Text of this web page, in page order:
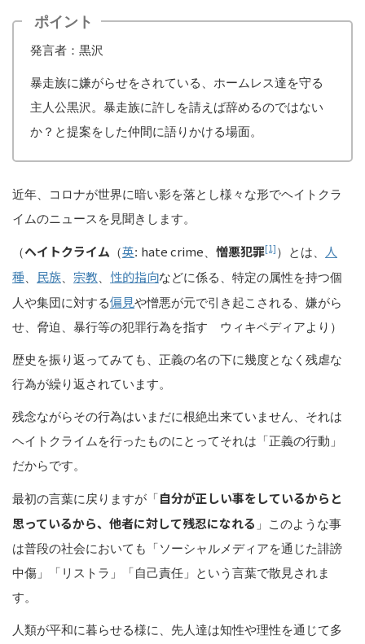
ポイント
発言者：黒沢
暴走族に嫌がらせをされている、ホームレス達を守る
主人公黒沢。暴走族に許しを請えば辞めるのではない
か？と提案をした仲間に語りかける場面。
近年、コロナが世界に暗い影を落とし様々な形でヘイトクラ
イムのニュースを見聞きします。
（ヘイトクライム （英: hate crime 憎悪犯罪[1]）とは、
人
種
民族 宗教 性的指向などに係る、特定の属性を持つ個
人や集団に対する偏見や憎悪が元で引き起こされる、嫌がら
せ、脅迫、暴行等の犯罪行為を指す ウィキペディアより）
歴史を振り返ってみても、正義の名の下に幾度となく残虐な
行為が繰り返されています。
残念ながらその行為はいまだに根絶出来ていません、それは
ヘイトクライムを行ったものにとってそれは「正義の行動」
だからです。
最初の言葉に戻りますが「自分が正しい事をしているからと
思っているから、他者に対して残忍になれる 」このような事
は普段の社会においても「ソーシャルメディアを通じた誹謗
中傷」「リストラ」「自己責任」という言葉で散見されま
す。
人類が平和に暮らせる様に、先人達は知性や理性を通じて多